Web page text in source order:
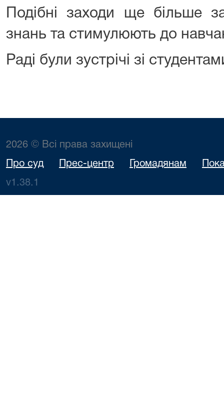
Подібні заходи ще більше
знань та стимулюють до
Раді були зустрічі зі
2026 © Всі права захищені
Про суд Прес-центр Громадянам
v1.38.1